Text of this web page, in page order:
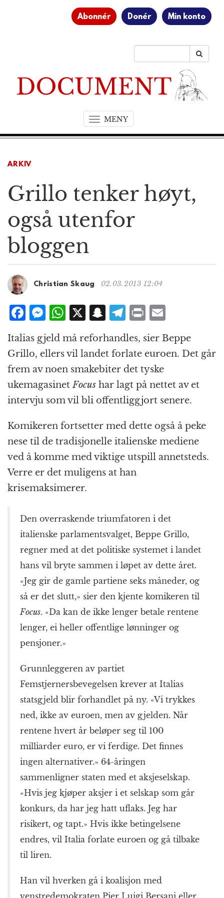
Abonnér Donér Min konto
MENYT
o
a
i
i
n
ARKIV
Grillo tenker høyt,
også utenfor
bloggen
Christian Skaug 02.03.2013 12:04
F
c
e
b
o
o
k
M
e
ss
e
n
g
e
r
W
h
at
s
A
p
p
X S
a
p
c
h
at
T
el
e
g
r
a
m
P
ri
n
t
ai
l
Italias gjeld må reforhandles, sier Beppe
Grillo, ellers vil landet forlate euroen. Det går
frem av noen smakebiter det tyske
ukemagasinetFocus har lagt på nettet av et
intervju som vil bli offentliggjort senere.
Komikeren fortsetter med dette også å peke
nese til de tradisjonelle italienske mediene
ved å komme med viktige utspill annetsteds.
Verre er det muligens at han
krisemaksimerer.
Den overraskende triumfatoren i det
italienske parlamentsvalget, Beppe Grillo,
regner med at det politiske systemet i landet
hans vil bryte sammen i løpet av dette året.
«Jeg gir de gamle partiene seks måneder, og
så er det slutt,» sier den kjente komikeren til
Focus. «Da kan de ikke lenger betale rentene
lenger, ei heller offentlige lønninger og
pensjoner.»
Grunnleggeren av partiet
Femstjernersbevegelsen krever at Italias
statsgjeld blir forhandlet på ny. «Vi trykkes
ned, ikke av euroen, men av gjelden. Når
rentene hvert år beløper seg til 100
milliarder euro, er vi ferdige. Det finnes
ingen alternativer.» 64-åringen
sammenligner staten med et aksjeselskap.
«Hvis jeg kjøper aksjer i et selskap som går
konkurs, da har jeg hatt uflaks. Jeg har
risikert, og tapt.» Hvis ikke betingelsene
endres, vil Italia forlate euroen og gå tilbake
til liren.
Han vil hverken gå i koalisjon med
venstredemokraten Pier Luigi Bersani eller